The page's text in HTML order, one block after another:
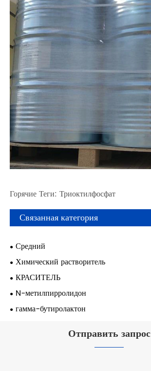
Горячие Теги: Триоктилфосфат
Связанная категория
Средний
Химический растворитель
КРАСИТЕЛЬ
N-метилпирролидон
гамма-бутиролактон
Отправить запрос